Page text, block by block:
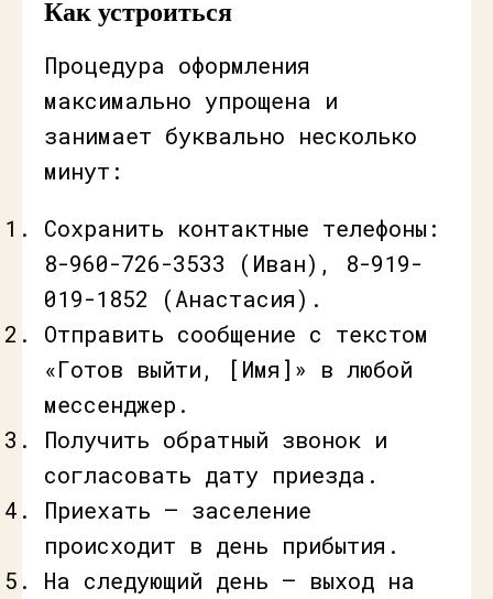
Как устроиться
Процедура оформления
максимально упрощена и
занимает буквально несколько
минут:
Сохранить контактные телефоны:
8-960-726-3533 (Иван), 8-919-
019-1852 (Анастасия).
Отправить сообщение с текстом
«Готов выйти, [Имя]» в любой
мессенджер.
Получить обратный звонок и
согласовать дату приезда.
Приехать — заселение
происходит в день прибытия.
На следующий день — выход на